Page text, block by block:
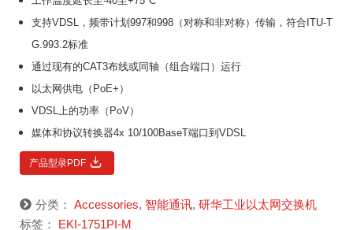
支持VDSL，频带计划997和998（对称和非对称）传输，符合ITU-T
G.993.2标准
通过现有的CAT3布线或同轴（组合端口）运行
以太网供电（PoE+）
VDSL上的功率（PoV）
媒体和协议转换器4x 10/100BaseT端口到VDSL
产品型录PDF
分类： Accessories, 智能通讯, 研华工业以太网交换机
标签： EKI-1751PI-M